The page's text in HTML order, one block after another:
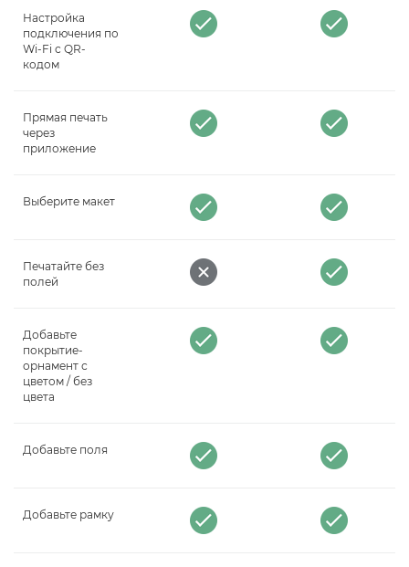
Настройка
подключения по
Wi-Fi с QR-
кодом
Прямая печать
через
приложение
Выберите макет
Печатайте без
полей
Добавьте
покрытие-
орнамент с
цветом / без
цвета
Добавьте поля
Добавьте рамку